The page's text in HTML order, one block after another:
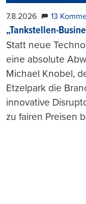
7.8.2026 13
„Tankstellen-
Statt neue
eine absolute
Michael Knobel,
Etzelpark die
innovative
zu fairen Preisen